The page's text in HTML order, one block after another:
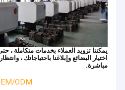
يمكننا تزويد العملاء بخدمات متكاملة
اختيار البضائع وإبلاغنا باحتياجاتك ،
مباشرة.
ODM